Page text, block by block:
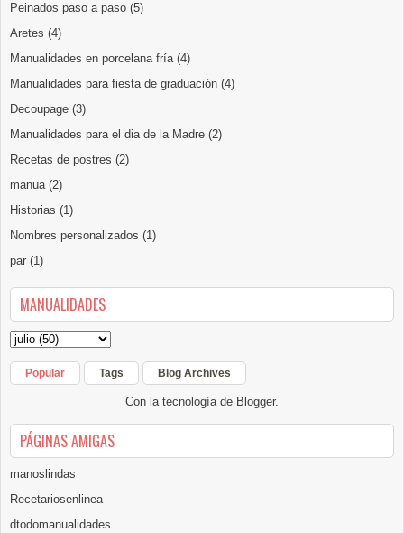
Peinados paso a paso (5)
Aretes (4)
Manualidades en porcelana fría (4)
Manualidades para fiesta de graduación (4)
Decoupage (3)
Manualidades para el dia de la Madre (2)
Recetas de postres (2)
manua (2)
Historias (1)
Nombres personalizados (1)
par (1)
MANUALIDADES
Popular Tags Blog Archives
Con la tecnología de Blogger.
PÁGINAS AMIGAS
manoslindas
Recetariosenlinea
dtodomanualidades